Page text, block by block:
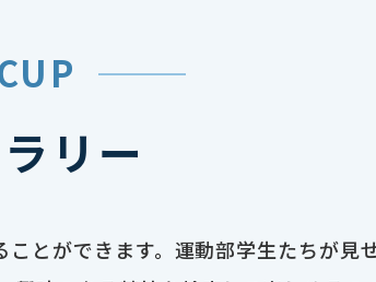
リー
とができます。運動部学生たちが見